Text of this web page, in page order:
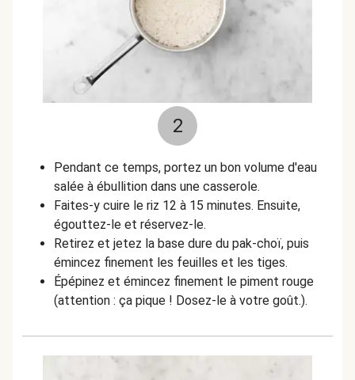
2
Pendant ce temps, portez un bon volume d'eau
salée à ébullition dans une casserole.
Faites-y cuire le riz 12 à 15 minutes. Ensuite,
égouttez-le et réservez-le.
Retirez et jetez la base dure du pak-choï, puis
émincez finement les feuilles et les tiges.
Épépinez et émincez finement le piment rouge
(attention : ça pique ! Dosez-le à votre goût.).